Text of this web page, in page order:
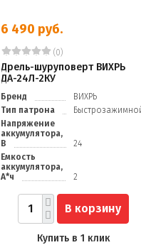
6 490 руб.
(0)
Дрель-шуруповерт ВИХРЬ
ДА-24Л-2КУ
Бренд
ВИХРЬ
Тип патрона
Напряжение
аккумулятора,
В
24
Емкость
аккумулятора,
А*ч
2
В корзину
Купить в 1 клик